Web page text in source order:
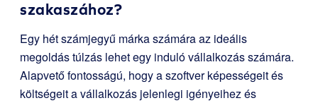
szakaszához?
Egy hét számjegyű márka számára az ideális
megoldás túlzás lehet egy induló vállalkozás számára.
Alapvető fontosságú, hogy a szoftver képességeit és
költségeit a vállalkozás jelenlegi igényeihez és